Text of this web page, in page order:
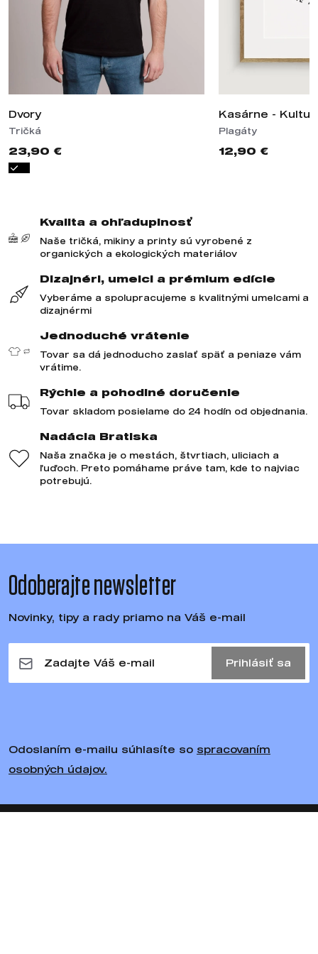
Dvory
Tričká
23,90 €
Kasárne -
Plagáty
12,90 €
Kvalita a ohľaduplnosť
Naše tričká, mikiny a printy sú vyrobené z
organických a ekologických materiálov
Dizajnéri, umelci a prémium edície
Vyberáme a spolupracujeme s kvalitnými umelcami a
dizajnérmi
Jednoduché vrátenie
Tovar sa dá jednoducho zaslať späť a peniaze vám
vrátime.
Rýchle a pohodlné doručenie
Tovar skladom posielame do 24 hodín od objednania.
Nadácia Bratiska
Naša značka je o mestách, štvrtiach, uliciach a
ľuďoch. Preto pomáhame práve tam, kde to najviac
potrebujú.
Odoberajte newsletter
Novinky, tipy a rady priamo na Váš e-mail
Prihlásiť sa
Odoslaním e-mailu súhlasíte so spracovaním
osobných údajov.